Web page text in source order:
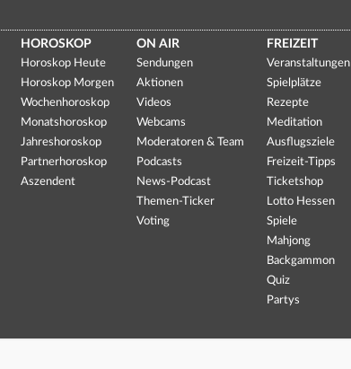
HOROSKOP
Horoskop Heute
Horoskop Morgen
Wochenhoroskop
Monatshoroskop
Jahreshoroskop
Partnerhoroskop
Aszendent
ON AIR
Sendungen
Aktionen
Videos
Webcams
Moderatoren & Team
Podcasts
News-Podcast
Themen-Ticker
Voting
FREIZEIT
Veranstaltungen
Spielplätze
Rezepte
Meditation
Ausflugsziele
Freizeit-Tipps
Ticketshop
Lotto Hessen
Spiele
Mahjong
Backgammon
Quiz
Partys